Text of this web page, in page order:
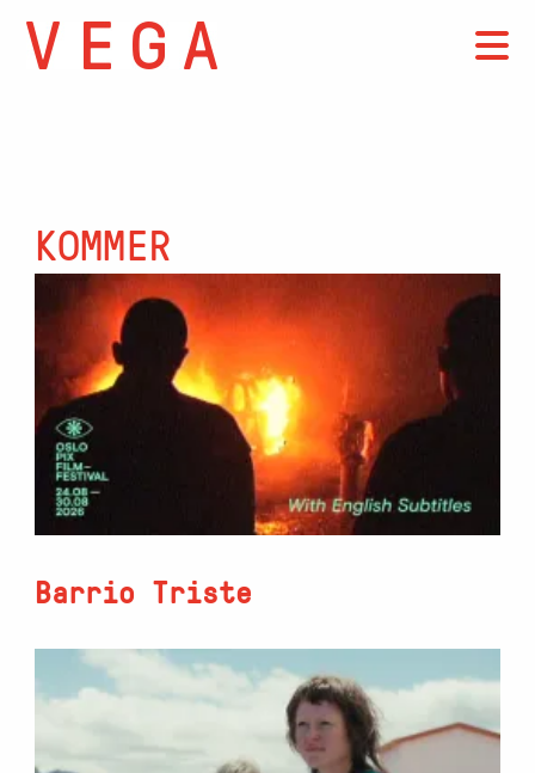
KOMMER
Barrio Triste